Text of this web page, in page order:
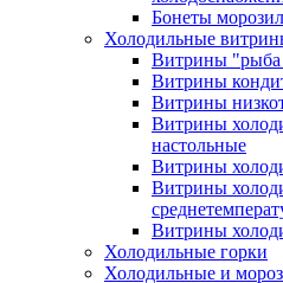
Бонеты
Холодильные
Витрины "рыба
Витрины
Витрины
Витрины
настольные
Витрины
Витрины
Витрины
Холодильные горки
Холодильные и